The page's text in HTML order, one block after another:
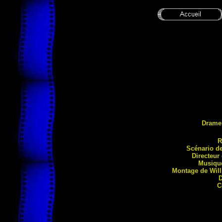
Scénario
Montage de